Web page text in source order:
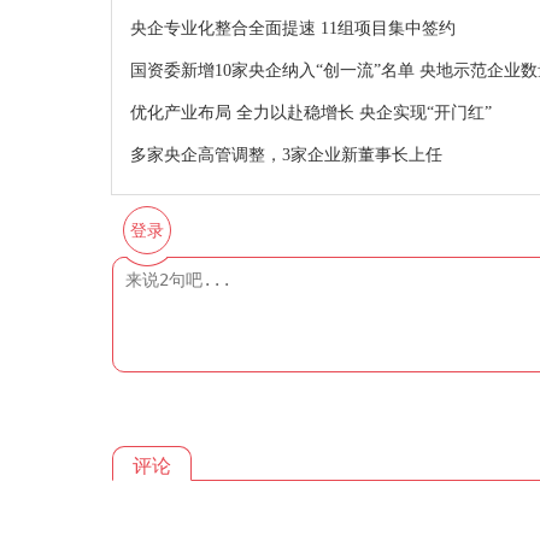
央企专业化整合全面提速 11组项目集中签约
国资委新增10家央企纳入“创一流”名单 央地示范企业
优化产业布局 全力以赴稳增长 央企实现“开门红”
多家央企高管调整，3家企业新董事长上任
登录
评论